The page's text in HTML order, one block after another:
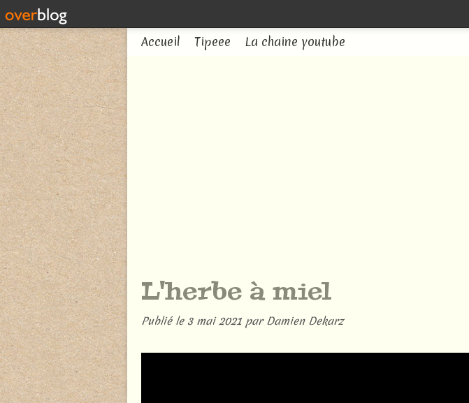
Accueil Tipeee La chaine youtube
L'herbe à miel
Publié le 3 mai 2021 par Damien Dekarz